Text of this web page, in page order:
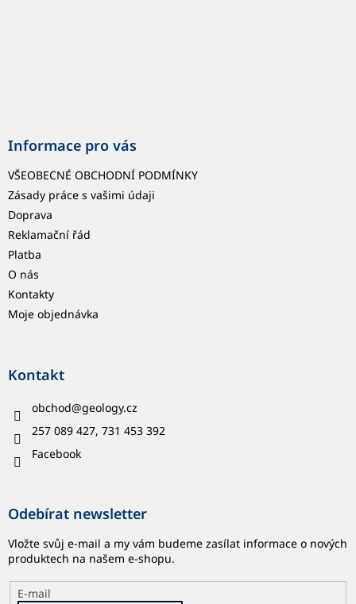
Informace pro vás
VŠEOBECNÉ OBCHODNÍ PODMÍNKY
Zásady práce s vašimi údaji
Doprava
Reklamační řád
Platba
O nás
Kontakty
Moje objednávka
Kontakt
obchod@geology.cz
257 089 427, 731 453 392
Facebook
Odebírat newsletter
Vložte svůj e-mail a my vám budeme zasílat informace o nových
produktech na našem e-shopu.
E-mail